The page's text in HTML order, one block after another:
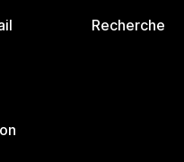
Recherche